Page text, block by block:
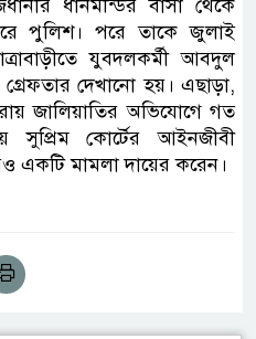
ধানমন্ডির বাসা থেকে
পুলিশ। পরে তাকে জুলাই
যুবদলকর্মী আবদুল
দেখানো হয়। এছাড়া,
রায় জালিয়াতির অভিযোগে গত
কোর্টের আইনজীবী
একটি মামলা দায়ের করেন।